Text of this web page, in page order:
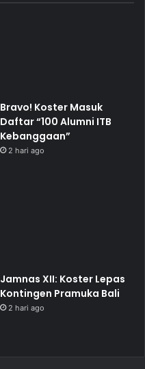
Bravo! Koster Masuk
Daftar “100 Alumni ITB
Kebanggaan”
2 hari ago
Jamnas XII: Koster Lepas
Kontingen Pramuka Bali
2 hari ago